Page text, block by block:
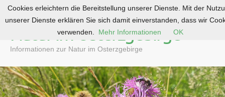
o
c
o
Natur im Osterzgebirge
Informationen zur Natur im Osterzgebirge
Cookies erleichtern die Bereitstellung unserer Dienste. Mit der
unserer Dienste erklären Sie sich damit einverstanden, dass wir
verwenden.
Mehr Informationen OK